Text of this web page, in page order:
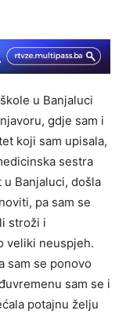
u Banjaluci
gdje sam i
koji sam upisala,
sestra
Banjaluci, došla
pa sam se
stroži i
veliki neuspjeh.
sam se ponovo
sam se i
potajnu želju